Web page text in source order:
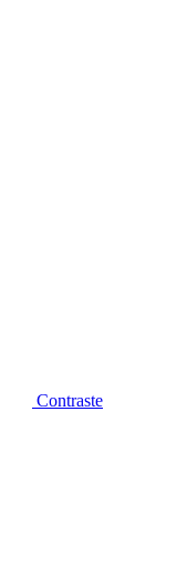
Contraste